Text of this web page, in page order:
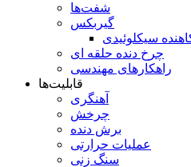
شفت‌ها
گیربکس
سیکلوئیدی
چرخ دنده حلقه ای
راهکارهای مهندسی
قابلیت‌ها
آهنگری
چرخش
برش دنده
عملیات حرارتی
سنگ زنی